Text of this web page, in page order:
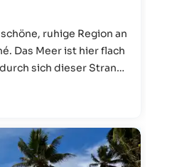
ruhige Region an
Das Meer ist hier flach
sich dieser Strand
eignet. Ein idealer